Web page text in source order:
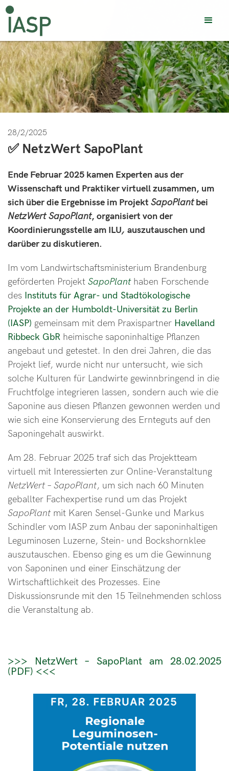
28/2/2025
✅ NetzWert SapoPlant
Ende Februar 2025 kamen Experten aus der
Wissenschaft und Praktiker virtuell zusammen, um
sich über die Ergebnisse im Projekt SapoPlantbei
NetzWert SapoPlant, organisiert von der
Koordinierungsstelle am ILU, auszutauschen und
darüber zu diskutieren.
Im vom Landwirtschaftsministerium Brandenburg
geförderten Projekt SapoPlant haben Forschende
des Instituts für Agrar- und Stadtökologische
Projekte an der Humboldt-Universität zu Berlin
(IASP) gemeinsam mit dem Praxispartner Havelland
Ribbeck GbR heimische saponinhaltige Pflanzen
angebaut und getestet. In den drei Jahren, die das
Projekt lief, wurde nicht nur untersucht, wie sich
solche Kulturen für Landwirte gewinnbringend in die
Fruchtfolge integrieren lassen, sondern auch wie die
Saponine aus diesen Pflanzen gewonnen werden und
wie sich eine Konservierung des Ernteguts auf den
Saponingehalt auswirkt.
Am 28. Februar 2025 traf sich das Projektteam
virtuell mit Interessierten zur Online-Veranstaltung
NetzWert– SapoPlant, um sich nach 60 Minuten
geballter Fachexpertise rund um das Projekt
SapoPlantmit Karen Sensel-Gunke und Markus
Schindler vom IASP zum Anbau der saponinhaltigen
Leguminosen Luzerne, Stein- und Bockshornklee
auszutauschen. Ebenso ging es um die Gewinnung
von Saponinen und einer Einschätzung der
Wirtschaftlichkeit des Prozesses. Eine
Diskussionsrunde mit den 15 Teilnehmenden schloss
die Veranstaltung ab.
>>> NetzWert – SapoPlant am 28.02.2025
(PDF) <<<